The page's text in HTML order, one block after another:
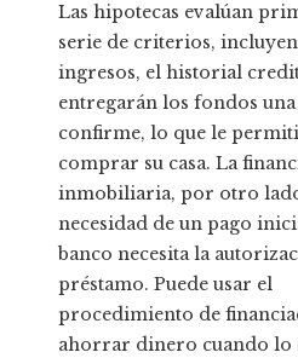
Las hipotecas evalúan
serie de criterios,
ingresos, el historial
entregarán los fondos una
confirme, lo que le
comprar su casa. La
inmobiliaria, por otro
necesidad de un pago
banco necesita la
préstamo. Puede usar el
procedimiento de
ahorrar dinero cuando lo